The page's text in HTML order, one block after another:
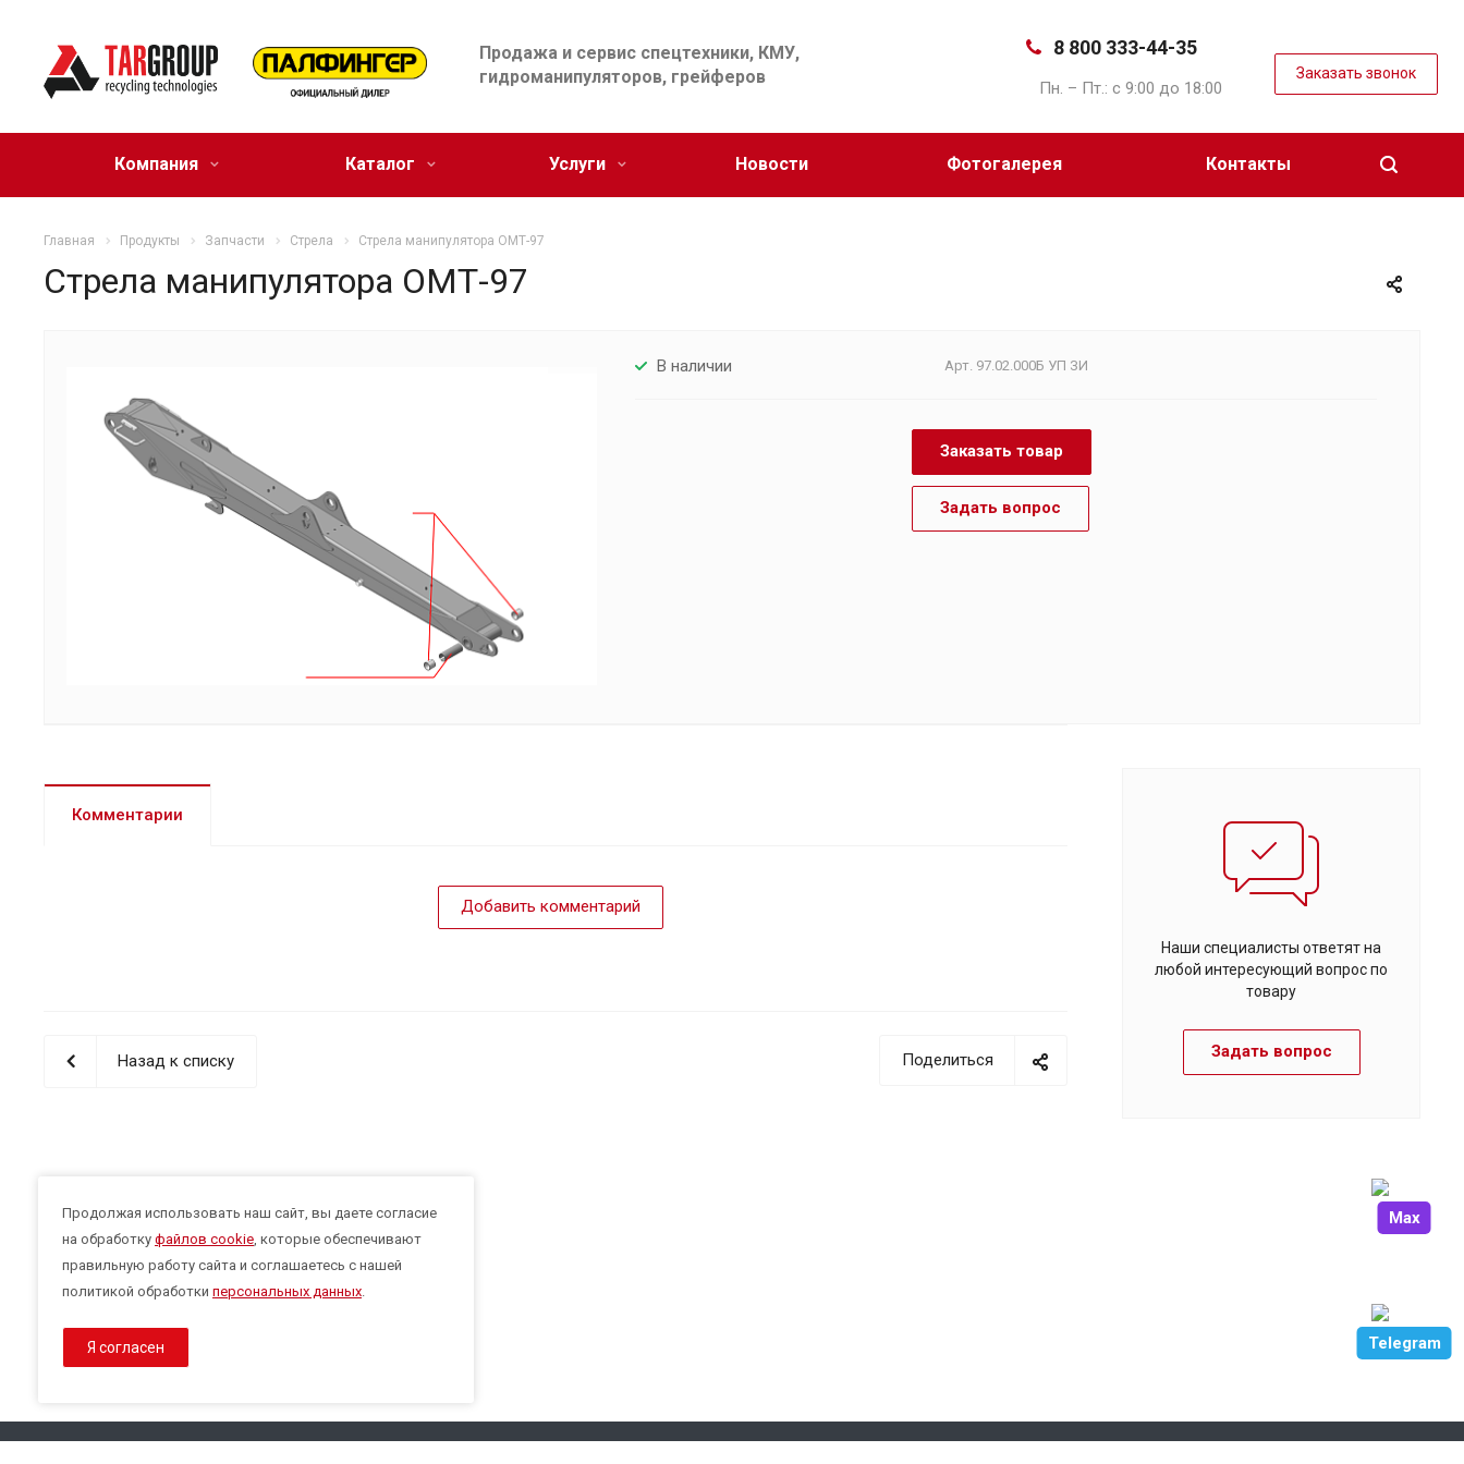
Продажа и сервис спецтехники, КМУ,
гидроманипуляторов, грейферов
8 800 333-44-35
Пн. – Пт.: с 9:00 до 18:00
Заказать звонок
Компания Каталог Услуги Новости Фотогалерея Контакты
Главная Продукты Запчасти Стрела Стрела манипулятора ОМТ-97
Стрела манипулятора ОМТ-97
В наличии Арт. 97.02.000Б УП ЗИ
Заказать товар
Задать вопрос
Комментарии
Добавить комментарий
Наши специалисты ответят на
любой интересующий вопрос по
товару
Задать вопрос
Поделиться
Назад к списку
Telegram
Max
Продолжая использовать наш сайт, вы даете согласие
на обработку файлов cookie, которые обеспечивают
правильную работу сайта и соглашаетесь с нашей
политикой обработки персональных данных.
Я согласен